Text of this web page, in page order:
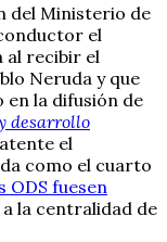
del Ministerio de
el
al recibir el
Neruda y que
en la difusión de
desarrollo
el
como el cuarto
ODS fuesen
a la centralidad de